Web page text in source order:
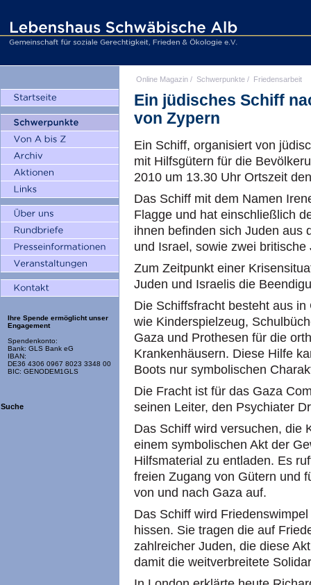
Ihre Spende ermöglicht unser
Engagement
Spendenkonto:
Bank: GLS Bank eG
IBAN:
DE36 4306 0967 8023 3348 00
BIC: GENODEM1GLS
Suche
Online Magazin / Schwerpunkte / Friedensarbeit
Ein jüdisches Schiff
von Zypern
Ein Schiff, organisiert von
mit Hilfsgütern für die
2010 um 13.30 Uhr Ortszeit
Das Schiff mit dem Namen
Flagge und hat einschließlich
ihnen befinden sich Juden aus
und Israel, sowie zwei britische
Zum Zeitpunkt einer
Juden und Israelis die
Die Schiffsfracht besteht aus
wie Kinderspielzeug,
Gaza und Prothesen für die
Krankenhäusern. Diese Hilfe
Boots nur symbolischen
Die Fracht ist für das Gaza
seinen Leiter, den Psychiater
Das Schiff wird versuchen, die
einem symbolischen Akt der
Hilfsmaterial zu entladen. Es
freien Zugang von Gütern und
von und nach Gaza auf.
Das Schiff wird
hissen. Sie tragen die auf
zahlreicher Juden, die diese
damit die weitverbreitete